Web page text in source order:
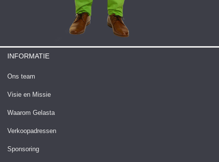
INFORMATIE
Ons team
Visie en Missie
Waarom Gelasta
Verkoopadressen
Sponsoring